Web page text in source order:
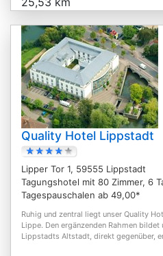
Quality Hotel Lippstadt
Lipper Tor 1, 59555 Lippstadt
Tagungshotel mit 80 Zimmer, 6
Tagespauschalen ab 49,00*
Ruhig und zentral liegt unser Quality
Lippe. Den ergänzenden Rahmen bildet
Lippstadts Altstadt, direkt gegenüber,